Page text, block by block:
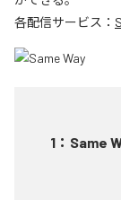
各配信サービス：
1 ： Same